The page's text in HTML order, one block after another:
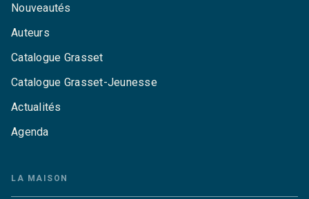
Nouveautés
Auteurs
Catalogue Grasset
Catalogue Grasset-Jeunesse
Actualités
Agenda
LA MAISON